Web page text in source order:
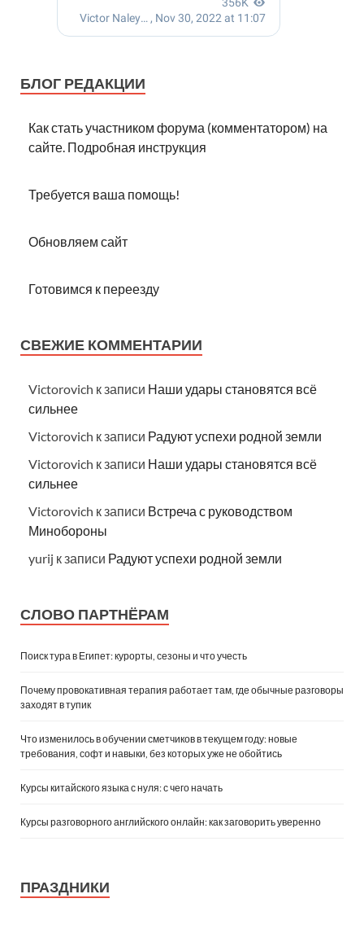
БЛОГ РЕДАКЦИИ
Как стать участником форума (комментатором) на
сайте. Подробная инструкция
Требуется ваша помощь!
Обновляем сайт
Готовимся к переезду
СВЕЖИЕ КОММЕНТАРИИ
Victorovich к записи Наши удары становятся всё
сильнее
Victorovich к записи Радуют успехи родной земли
Victorovich к записи Наши удары становятся всё
сильнее
Victorovich к записи Встреча с руководством
Минобороны
yurij к записи Радуют успехи родной земли
СЛОВО ПАРТНЁРАМ
Поиск тура в Египет: курорты, сезоны и что учесть
Почему провокативная терапия работает там, где обычные разговоры
заходят в тупик
Что изменилось в обучении сметчиков в текущем году: новые
требования, софт и навыки, без которых уже не обойтись
Курсы китайского языка с нуля: с чего начать
Курсы разговорного английского онлайн: как заговорить уверенно
ПРАЗДНИКИ